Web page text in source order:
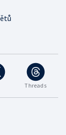
Threads